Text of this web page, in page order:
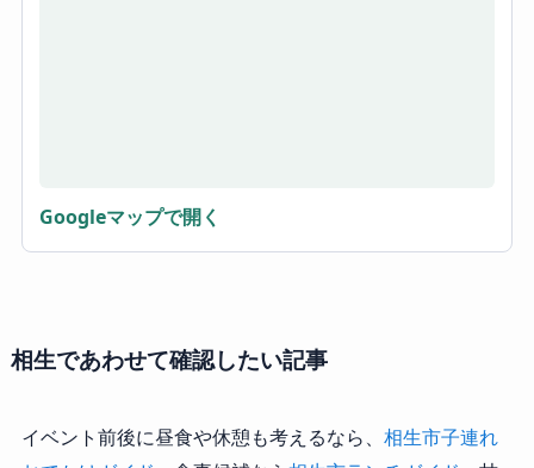
Googleマップで開く
相生であわせて確認したい記事
イベント前後に昼食や休憩も考えるなら、 相生市子連れ